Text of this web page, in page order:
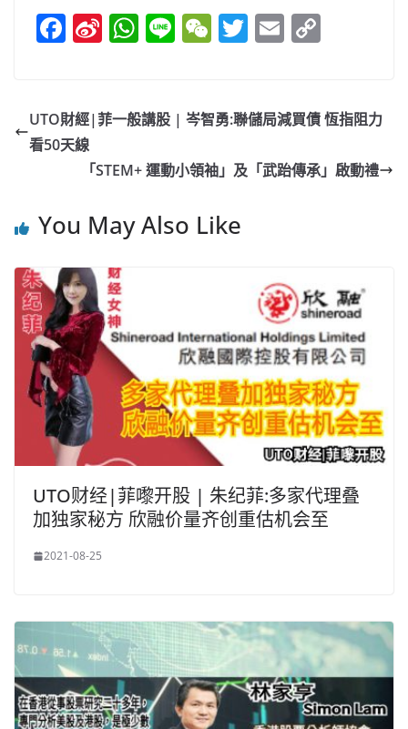
F
a
e
b
k
Si
n
W
b
W
h
s
p
Li
n
W
e
h
T
w
er
E
m
l y
n
UTO財經|菲一般講股 | 岑智勇:聯儲局減買債 恆指阻力
看50天線
「STEM+ 運動小領袖」及「武跆傳承」啟動禮
You May Also Like
UTO财经|菲嚟开股 | 朱纪菲:多家代理叠
加独家秘方 欣融价量齐创重估机会至
2021-08-25